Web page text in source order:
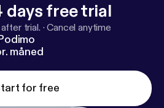
days free trial
trial. ·Cancel anytime
måned
for free